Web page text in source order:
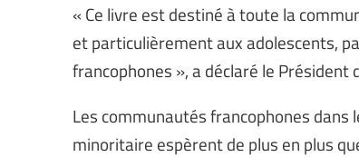
« Ce livre est destiné à toute la
et particulièrement aux adolescents,
francophones », a déclaré le Président
Les communautés francophones
minoritaire espèrent de plus en plus